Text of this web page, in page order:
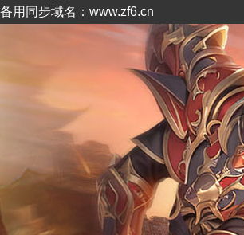
备用同步域名：www.zf6.cn